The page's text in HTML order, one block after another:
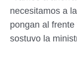
necesitamos a
pongan al
sostuvo la